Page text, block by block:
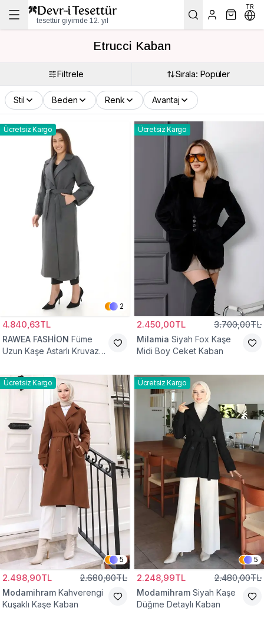
tesettür giyimde 12. yıl
TR
Etrucci Kaban
Filtrele Sırala: Popüler
Stil Beden Renk Avantaj
Ücretsiz Kargo
2
4.840,63TL
RAWEA FASHİON Füme
Uzun Kaşe Astarlı Kruvaze
Ücretsiz Kargo
2.450,00TL 3.700,00TL
Milamia Siyah Fox Kaşe
Midi Boy Ceket Kaban
Ücretsiz Kargo
5
2.498,90TL 2.680,00TL
Modamihram Kahverengi
Kuşaklı Kaşe Kaban
Ücretsiz Kargo
5
2.248,99TL 2.480,00TL
Modamihram Siyah Kaşe
Düğme Detaylı Kaban